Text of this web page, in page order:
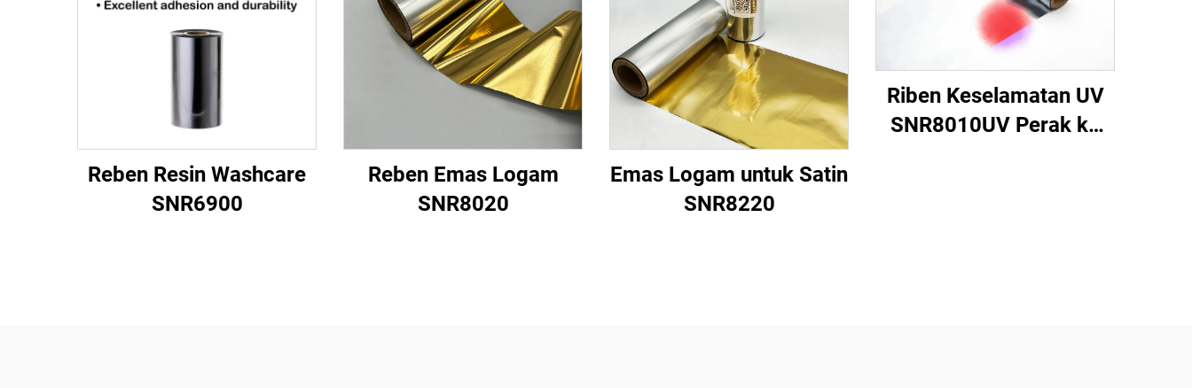
Reben Resin Washcare
SNR6900
Reben Emas Logam
SNR8020
Emas Logam untuk Satin
SNR8220
Riben Keselamatan UV
SNR8010UV Perak ke